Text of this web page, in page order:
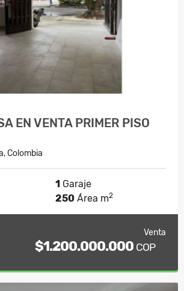
EN VENTA PRIMER PISO
Colombia
1 Garaje
250 Área m2
Venta
$1.200.000.000 COP